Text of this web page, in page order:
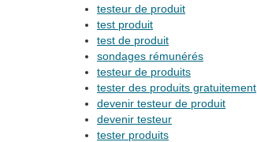
testeur de produit
test produit
test de produit
sondages rémunérés
testeur de produits
tester des produits gratuitement
devenir testeur de produit
devenir testeur
tester produits